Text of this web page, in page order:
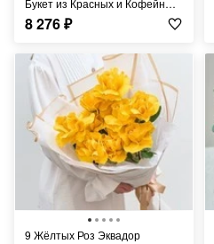
Букет из Красных и Кофейных Роз
8 276₽
9 Жёлтых Роз Эквадор